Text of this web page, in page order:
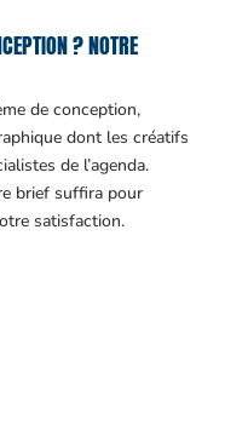
? NOTRE
de conception,
dont les créatifs
de l’agenda.
brief suffira pour
satisfaction.